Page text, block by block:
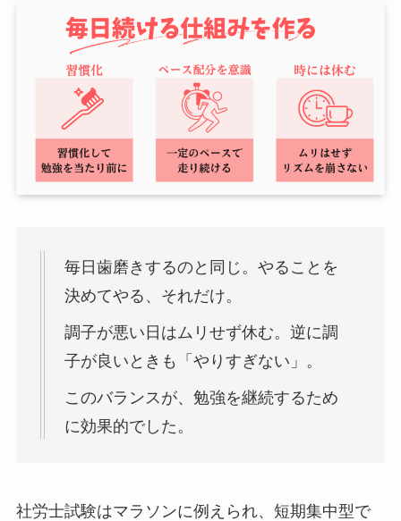
毎日歯磨きするのと同じ。やることを
決めてやる、それだけ。
調子が悪い日はムリせず休む。逆に調
子が良いときも「やりすぎない」。
このバランスが、勉強を継続するため
に効果的でした。
社労士試験はマラソンに例えられ、短期集中型で